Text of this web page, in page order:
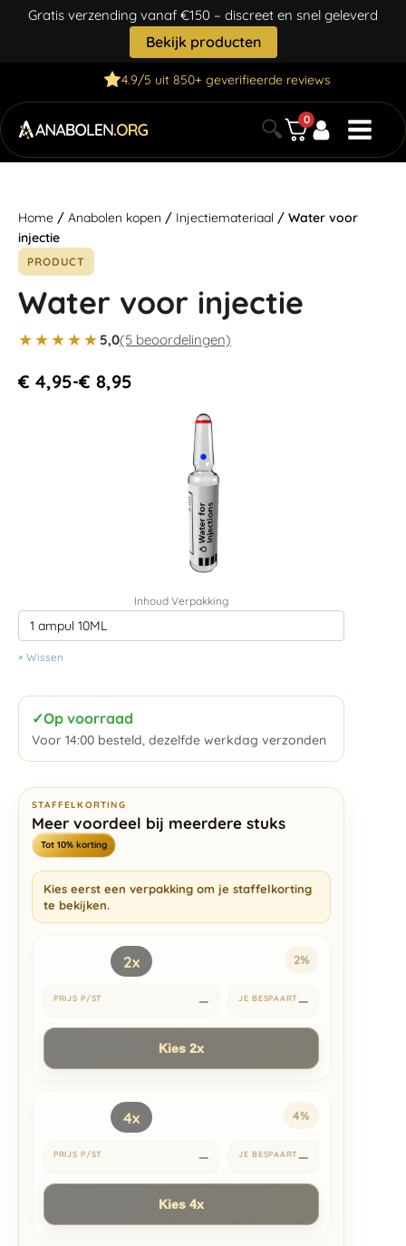
Gratis verzending vanaf €150 – discreet en snel geleverd
Bekijk producten
4.9/5 uit 850+ geverifieerde reviews
🔍 0
Home / Anabolen kopen / Injectiemateriaal / Water voor
injectie
PRODUCT
Water voor injectie
★★★★★ 5,0(5 beoordelingen)
€ 4,95-€ 8,95
Inhoud Verpakking
Wissen
✓Op voorraad
Voor 14:00 besteld, dezelfde werkdag verzonden
STAFFELKORTING
Meer voordeel bij meerdere stuks
Tot 10% korting
Kies eerst een verpakking om je staffelkorting
te bekijken.
2x 2%
— —
Kies 2x
4x 4%
— —
Kies 4x